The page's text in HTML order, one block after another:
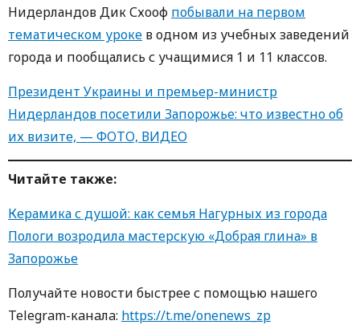
Нидерландов Дик Схооф побывали на первом
тематическом уроке в одном из учебных заведений
города и пообщались с учащимися 1 и 11 классов.
Президент Украины и премьер-министр
Нидерландов посетили Запорожье: что известно об
их визите, — ФОТО, ВИДЕО
Читайте также:
Керамика с душой: как семья Нагурных из города
Пологи возродила мастерскую «Добрая глина» в
Запорожье
Получайте новости быстрее с пoмoщью нaшегo
Telegram-кaнaлa: https://t.me/onenews_zp